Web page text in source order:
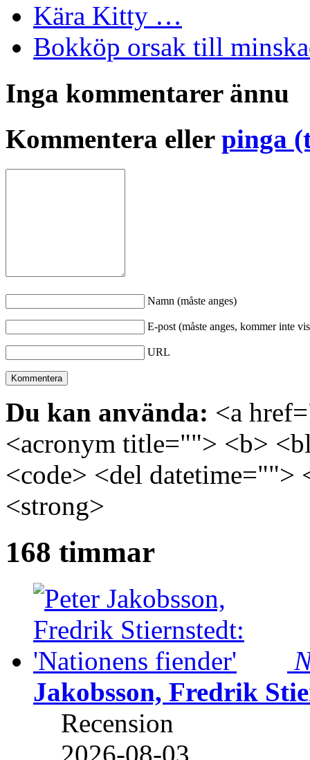
Kära Kitty …
Bokköp orsak till
Inga kommentarer ännu
Kommentera eller pinga
Namn (måste anges)
E-post (måste anges, kommer inte
URL
Du kan använda: <a
<acronym title=""> <b>
<code> <del
<strong>
168 timmar
Jakobsson, Fredrik
Recension